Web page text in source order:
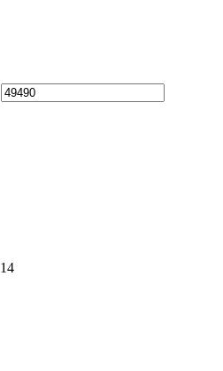
Максимальная
цена
14